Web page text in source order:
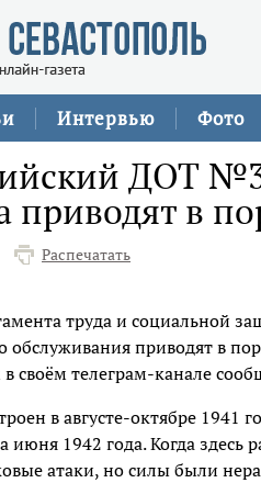
Интервью Фото
ДОТ
приводят в
Распечатать
труда и социальной
обслуживания приводят в
своём телеграм-канале
в августе-октябре 1941
июня 1942 года. Когда
атаки, но силы были